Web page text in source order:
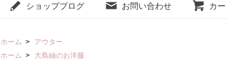
ショップブログ お問い合わせ カー
ホーム >
アウター
ホーム > 大島紬のお洋服